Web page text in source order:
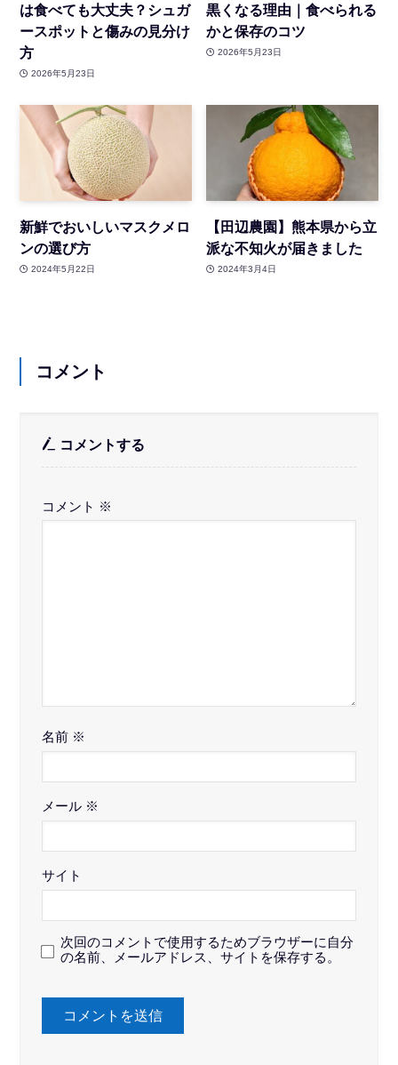
は食べても大丈夫？シュガ
ースポットと傷みの見分け
方
2026年5月23日
黒くなる理由｜食べられる
かと保存のコツ
2026年5月23日
新鮮でおいしいマスクメロ
ンの選び方
2024年5月22日
【田辺農園】熊本県から立
派な不知火が届きました
2024年3月4日
コメント
コメントする
コメント ※
名前 ※
メール ※
サイト
次回のコメントで使用するためブラウザーに自分
の名前、メールアドレス、サイトを保存する。